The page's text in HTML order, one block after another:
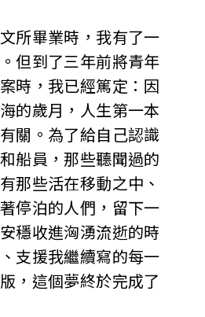
所畢業時，我有了一
但到了三年前將青年
時，我已經篤定：因
的歲月，人生第一本
關。為了給自己認識
船員，那些聽聞過的
那些活在移動之中、
停泊的人們，留下一
穩收進洶湧流逝的時
支援我繼續寫的每一
，這個夢終於完成了